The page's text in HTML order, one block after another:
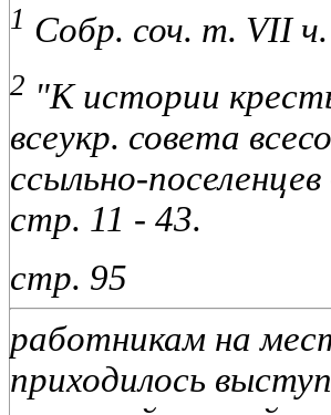
1 Собр. соч. т. VII
2 "К истории
всеукр. совета
ссыльно-
стр. 11 - 43.
стр. 95
работникам на
приходилось